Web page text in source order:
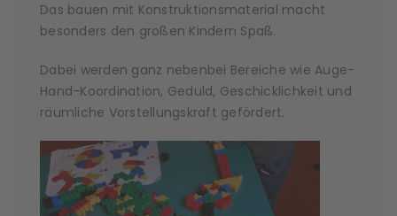
Das bauen mit Konstruktionsmaterial macht
besonders den großen Kindern Spaß.
Dabei werden ganz nebenbei Bereiche wie Auge-
Hand-Koordination, Geduld, Geschicklichkeit und
räumliche Vorstellungskraft gefördert.